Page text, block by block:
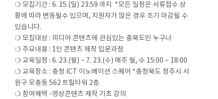
❍ 모집기간 : 6. 15.(일) 23:59 까지 *모든 일정은 서류접수 상
황에 따라 변동될수 있으며, 지원자가 많은 경우 조기 마감될 수
있습니다.
❍ 모집대상 : 미디어 콘텐츠에 관심있는 충북도민 누구나
❍ 주요내용 : 1인 콘텐츠 제작 입문과정
❍ 교육일정 : 6. 23.(월) ~ 7. 23.(수) 매주 월, 수 15:00 ~ 18:00
❍ 교육장소 : 충청 ICT 이노베이션 스퀘어 *충청북도 청주시 서
원구 모충동 562 트릴타워 2층
❍ 참여혜택 -영상콘텐츠 제작 기초 강의